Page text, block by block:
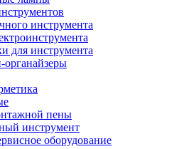
инструмента
для инструмента
пены
инструмент
оборудование